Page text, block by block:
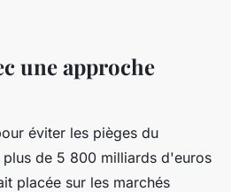
une approche
éviter les pièges du
plus de 5 800 milliards d'euros
placée sur les marchés